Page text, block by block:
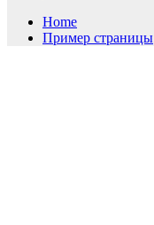
Home
Пример страницы